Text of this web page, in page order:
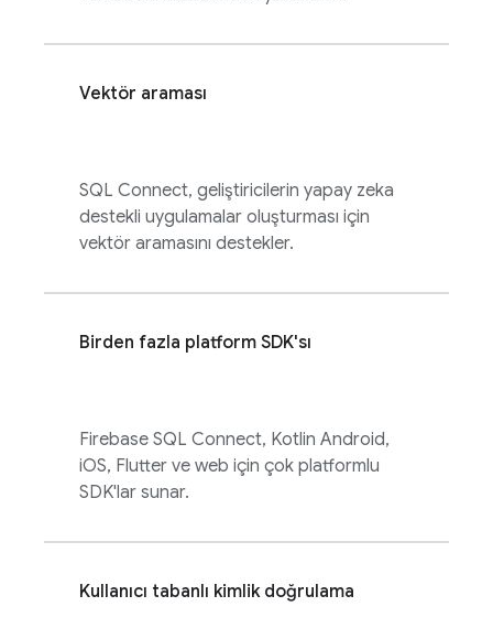
Vektör araması
SQL Connect, geliştiricilerin yapay zeka
destekli uygulamalar oluşturması için
vektör aramasını destekler.
Birden fazla platform SDK'sı
Firebase SQL Connect, Kotlin Android,
iOS, Flutter ve web için çok platformlu
SDK'lar sunar.
Kullanıcı tabanlı kimlik doğrulama